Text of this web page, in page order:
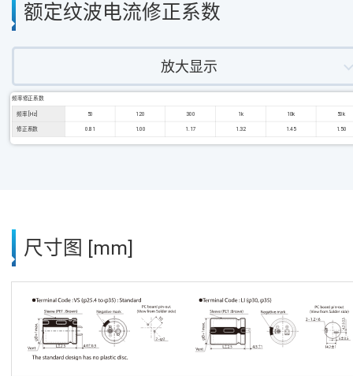
额定纹波电流修正系数
放大显示
频率修正系数
频率 [Hz] 50 120 300 1k 10k 50k
修正系数 0.81 1.00 1.17 1.32 1.45 1.50
尺寸图 [mm]